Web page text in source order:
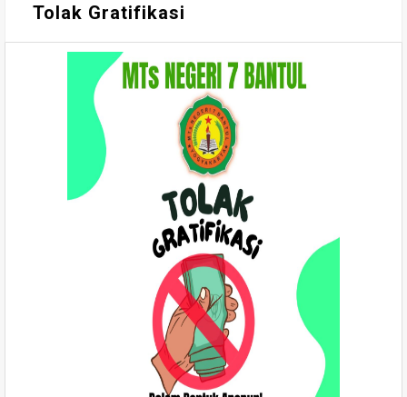
Tolak Gratifikasi